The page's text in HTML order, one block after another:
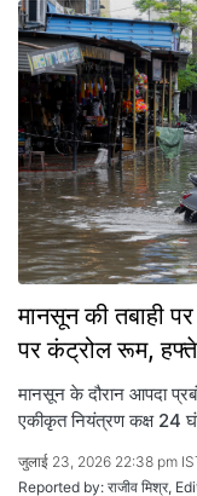
मानसून की तबाही
पर कंट्रोल रूम,
मानसून के दौरान आपदा
एकीकृत नियंत्रण कक्ष 24
जुलाई 23, 2026 22:38 pm
Reported by: राजीव मिश्र,